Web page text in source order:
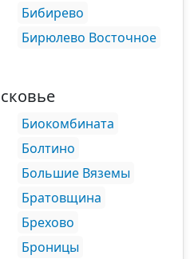
Бибирево
Бирюлево Восточное
Биокомбината
Болтино
Большие Вяземы
Братовщина
Брехово
Броницы